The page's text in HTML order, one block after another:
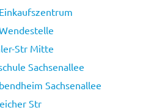
Str Mitte
Sachsenallee
Sachsenallee
Str